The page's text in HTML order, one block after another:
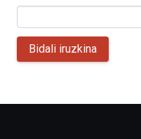
Bidali iruzkina